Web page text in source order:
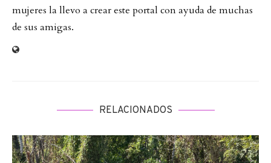
mujeres la llevo a crear este portal con ayuda de muchas
de sus amigas.
RELACIONADOS